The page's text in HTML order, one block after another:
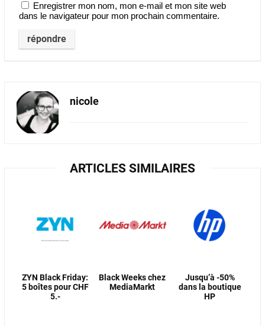
Enregistrer mon nom, mon e-mail et mon site web
dans le navigateur pour mon prochain commentaire.
nicole
ARTICLES SIMILAIRES
ZYN Black Friday:
5 boîtes pour CHF
5.-
Black Weeks chez
MediaMarkt
Jusqu’à -50%
dans la boutique
HP